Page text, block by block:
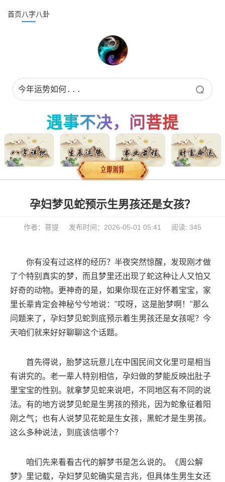
首页八字八卦
遇事不决，问菩提
孕妇梦见蛇预示生男孩还是女孩？
作者：菩提 发布时间：2026-05-01 05:41 阅读: 345
你有没有过这样的经历？半夜突然惊醒，发现刚才做
了个特别真实的梦，而且梦里还出现了蛇这种让人又怕又
好奇的动物。更神奇的是，如果你现在正好怀着宝宝，家
里长辈肯定会神秘兮兮地说："哎呀，这是胎梦啊！"那么
问题来了，孕妇梦见蛇到底预示着生男孩还是女孩呢？今
天咱们就来好好聊聊这个话题。
首先得说，胎梦这玩意儿在中国民间文化里可是相当
有讲究的。老一辈人特别相信，孕妇做的梦能反映出肚子
里宝宝的性别。就拿梦见蛇来说吧，不同地区有不同的说
法。有的地方说梦见蛇是生男孩的预兆，因为蛇象征着阳
刚之气；也有人说梦见花蛇是生女孩，黑蛇才是生男孩。
这么多种说法，到底该信哪个？
咱们先来看看古代的解梦书是怎么说的。《周公解
梦》里记载，孕妇梦见蛇确实是吉兆，但具体生男生女还